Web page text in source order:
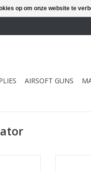
AIRSOFT GUNS
op om onze website te